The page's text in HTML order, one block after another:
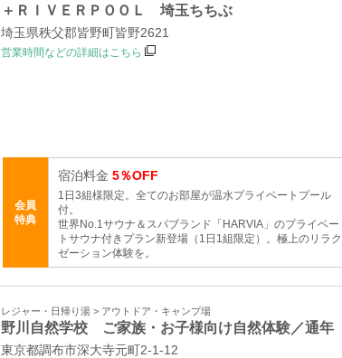
＋ＲＩＶＥＲＰＯＯＬ 埼玉ちちぶ
埼玉県秩父郡皆野町皆野2621
営業時間などの詳細はこちら
会員
特典
宿泊料金 5％OFF
1日3組様限定。全てのお部屋が温水プライベートプール
付。
世界No.1サウナ＆スパブランド「HARVIA」のプライベー
トサウナ付きプラン新登場（1日1組限定）。極上のリラク
ゼーション体験を。
レジャー・日帰り湯 > アウトドア・キャンプ場
野川自然学校 ご家族・お子様向け自然体験／通年
東京都調布市深大寺元町2-1-12